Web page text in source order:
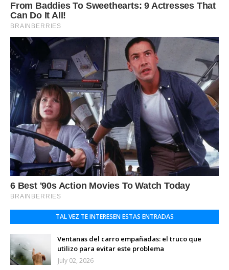
TAL VEZ TE INTERESEN ESTAS ENTRADAS
Ventanas del carro empañadas: el truco que
utilizo para evitar este problema
July 02, 2026